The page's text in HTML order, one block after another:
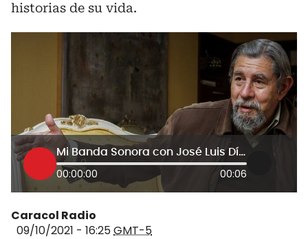
historias de su vida.
Mi Banda Sonora con José Luis Díaz-Granados
00:00:00 00:06
Caracol Radio
09/10/2021 - 16:25GMT-5